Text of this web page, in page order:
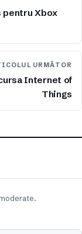
pentru Xbox
URMĂTOR
Internet of
Things